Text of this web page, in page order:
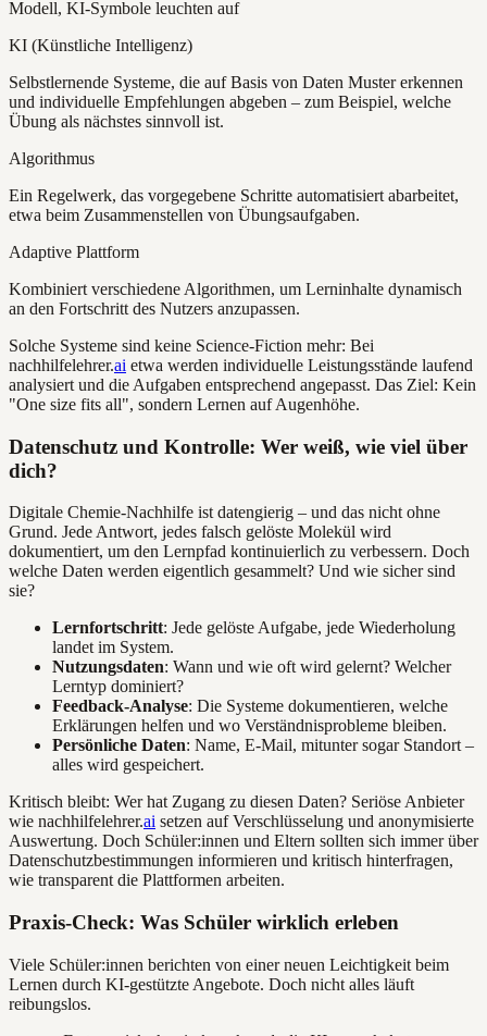
KI (Künstliche Intelligenz)
Selbstlernende Systeme, die auf Basis von Daten Muster erkennen
und individuelle Empfehlungen abgeben – zum Beispiel, welche
Übung als nächstes sinnvoll ist.
Algorithmus
Ein Regelwerk, das vorgegebene Schritte automatisiert abarbeitet,
etwa beim Zusammenstellen von Übungsaufgaben.
Adaptive Plattform
Kombiniert verschiedene Algorithmen, um Lerninhalte dynamisch
an den Fortschritt des Nutzers anzupassen.
Solche Systeme sind keine Science-Fiction mehr: Bei
nachhilfelehrer.ai etwa werden individuelle Leistungsstände laufend
analysiert und die Aufgaben entsprechend angepasst. Das Ziel: Kein
"One size fits all", sondern Lernen auf Augenhöhe.
Datenschutz und Kontrolle: Wer weiß, wie viel über
dich?
Digitale Chemie-Nachhilfe ist datengierig – und das nicht ohne
Grund. Jede Antwort, jedes falsch gelöste Molekül wird
dokumentiert, um den Lernpfad kontinuierlich zu verbessern. Doch
welche Daten werden eigentlich gesammelt? Und wie sicher sind
sie?
Lernfortschritt: Jede gelöste Aufgabe, jede Wiederholung
landet im System.
Nutzungsdaten: Wann und wie oft wird gelernt? Welcher
Lerntyp dominiert?
Feedback-Analyse: Die Systeme dokumentieren, welche
Erklärungen helfen und wo Verständnisprobleme bleiben.
Persönliche Daten: Name, E-Mail, mitunter sogar Standort –
alles wird gespeichert.
Kritisch bleibt: Wer hat Zugang zu diesen Daten? Seriöse Anbieter
wie nachhilfelehrer.ai setzen auf Verschlüsselung und anonymisierte
Auswertung. Doch Schüler:innen und Eltern sollten sich immer über
Datenschutzbestimmungen informieren und kritisch hinterfragen,
wie transparent die Plattformen arbeiten.
Praxis-Check: Was Schüler wirklich erleben
Viele Schüler:innen berichten von einer neuen Leichtigkeit beim
Lernen durch KI-gestützte Angebote. Doch nicht alles läuft
reibungslos.